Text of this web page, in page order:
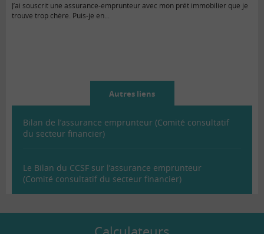
J’ai souscrit une assurance-emprunteur avec mon prêt immobilier que je
trouve trop chère. Puis-je en...
Autres liens
Bilan de l’assurance emprunteur (Comité consultatif
du secteur financier)
Le Bilan du CCSF sur l’assurance emprunteur
(Comité consultatif du secteur financier)